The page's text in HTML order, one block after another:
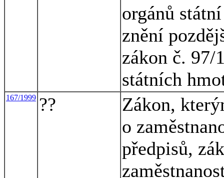
orgánů
znění
zákon č. 97/
státních
167/1999 ??
Zákon,
o
předpisů,